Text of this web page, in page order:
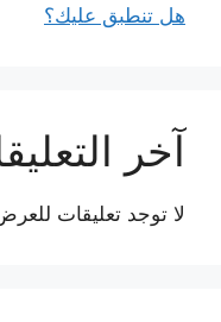
هل تنطبق عليك؟
آخر
لا توجد تعليقات